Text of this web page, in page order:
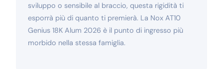
sviluppo o sensibile al braccio, questa rigidità ti
esporrà più di quanto ti premierà. La Nox AT10
Genius 18K Alum 2026 è il punto di ingresso più
morbido nella stessa famiglia.